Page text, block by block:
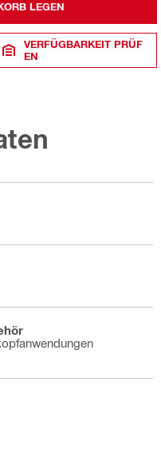
LEGEN
VERFÜGBARKEIT PRÜF
EN